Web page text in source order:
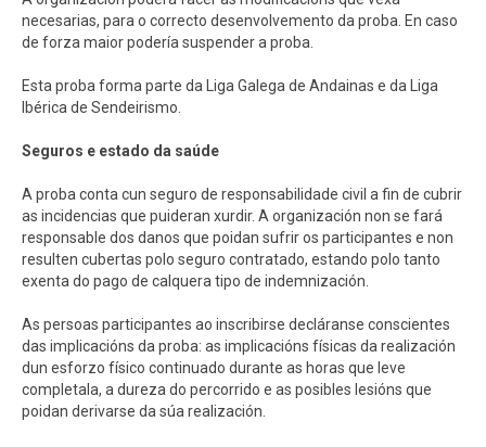
necesarias, para o correcto desenvolvemento da proba. En caso
de forza maior podería suspender a proba.
Esta proba forma parte da Liga Galega de Andainas e da Liga
Ibérica de Sendeirismo.
Seguros e estado da saúde
A proba conta cun seguro de responsabilidade civil a fin de cubrir
as incidencias que puideran xurdir. A organización non se fará
responsable dos danos que poidan sufrir os participantes e non
resulten cubertas polo seguro contratado, estando polo tanto
exenta do pago de calquera tipo de indemnización.
As persoas participantes ao inscribirse decláranse conscientes
das implicacións da proba: as implicacións físicas da realización
dun esforzo físico continuado durante as horas que leve
completala, a dureza do percorrido e as posibles lesións que
poidan derivarse da súa realización.